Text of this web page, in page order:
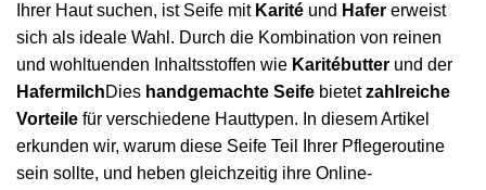
Ihrer Haut suchen, ist Seife mit Karité und Hafer erweist
sich als ideale Wahl. Durch die Kombination von reinen
und wohltuenden Inhaltsstoffen wie Karitébutter und der
HafermilchDies handgemachte Seife bietetzahlreiche
Vorteile für verschiedene Hauttypen. In diesem Artikel
erkunden wir, warum diese Seife Teil Ihrer Pflegeroutine
sein sollte, und heben gleichzeitig ihre Online-